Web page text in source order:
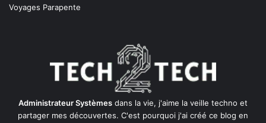
Voyages Parapente
Administrateur Systèmes dans la vie, j'aime la veille techno et
partager mes découvertes. C'est pourquoi j'ai créé ce blog en